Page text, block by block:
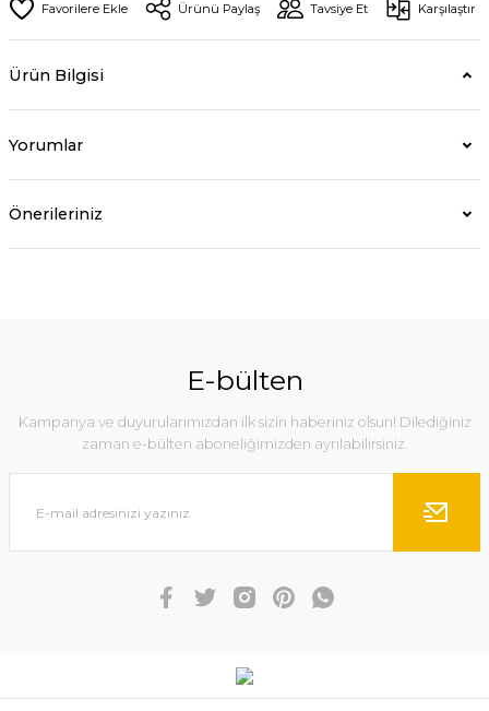
Ürünü Paylaş Tavsiye Et Karşılaştır
Ürün Bilgisi
Yorumlar
Önerileriniz
E-bülten
Kampanya ve duyurularımızdan ilk sizin haberiniz olsun! Dilediğiniz
zaman e-bülten aboneliğimizden ayrılabilirsiniz.